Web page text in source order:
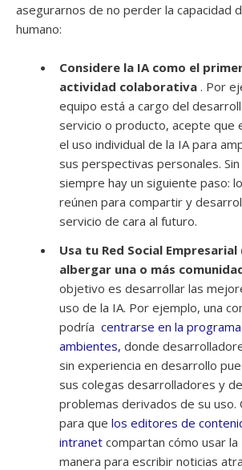
asegurarnos de no perder la capacidad
humano:
Considere la IA como el
actividad colaborativa . Por
equipo está a cargo del
servicio o producto, acepte que
el uso individual de la IA para
sus perspectivas personales.
siempre hay un siguiente paso:
reúnen para compartir y
servicio de cara al futuro.
Usa tu Red Social Empresarial
albergar una o más
objetivo es desarrollar las
uso de la IA. Por ejemplo, una
podría centrarse en la
ambientes, donde
sin experiencia en desarrollo
sus colegas desarrolladores y
problemas derivados de su
para que los editores de
intranet compartan cómo usar
manera para escribir noticias